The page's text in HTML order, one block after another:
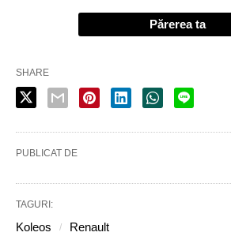
Părerea ta
SHARE
PUBLICAT DE
TAGURI:
Koleos Renault